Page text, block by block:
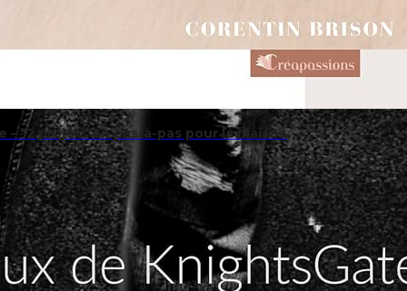
– 12 projets en pas-à-pas pour la maison